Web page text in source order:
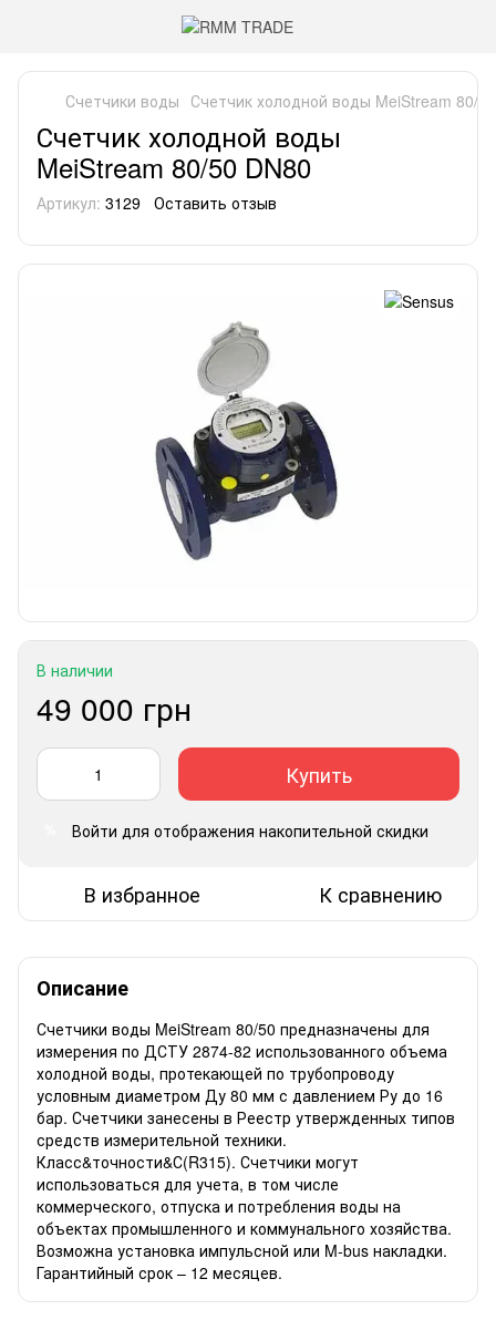
Счетчики воды Счетчик холодной воды MeiStream 80/
Счетчик холодной воды
MeiStream 80/50 DN80
Артикул: 3129 Оставить отзыв
В наличии
49 000 грн
Купить
Войти для отображения накопительной скидки
В избранное К сравнению
Описание
Счетчики воды MeiStream 80/50 предназначены для
измерения по ДСТУ 2874-82 использованного объема
холодной воды, протекающей по трубопроводу
условным диаметром Ду 80 мм с давлением Ру до 16
бар. Счетчики занесены в Реестр утвержденных типов
средств измерительной техники.
Класс&точности&С(R315). Счетчики могут
использоваться для учета, в том числе
коммерческого, отпуска и потребления воды на
объектах промышленного и коммунального хозяйства.
Возможна установка импульсной или M-bus накладки.
Гарантийный срок – 12 месяцев.